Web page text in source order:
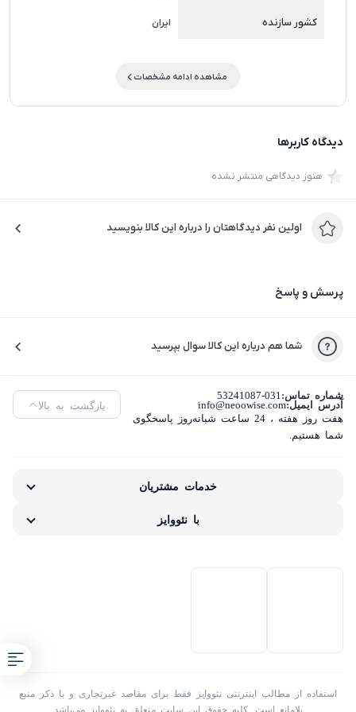
کشور سازنده ایران
مشاهده ادامه مشخصات
دیدگاه کاربرها
هنوز دیدگاهی منتشر نشده
اولین نفر دیدگاهتان را درباره این کالا بنویسید
پرسش و پاسخ
شما هم درباره این کالا سوال بپرسید
شماره تماس: 53241087-031
آدرس ایمیل:info@neoowise.com
هفت روز هفته ، 24 ساعت شبانه‌روز پاسخگوی
شما هستیم.
بازگشت به بالا
خدمات مشتریان
با نئووایز
استفاده از مطالب اینترنتی نئووایز فقط برای مقاصد غیرتجاری و با ذکر منبع
بلامانع است. کلیه حقوق این سایت متعلق به نئووایز می‌باشد